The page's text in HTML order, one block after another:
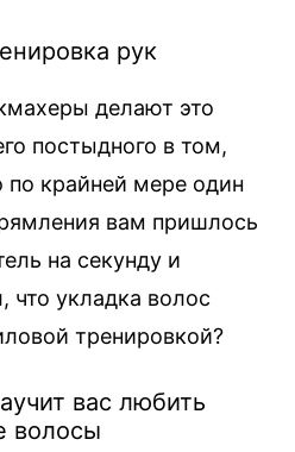
рук
делают это
постыдного в том,
по крайней мере один
вам пришлось
на секунду и
что укладка волос
тренировкой?
вас любить
волосы